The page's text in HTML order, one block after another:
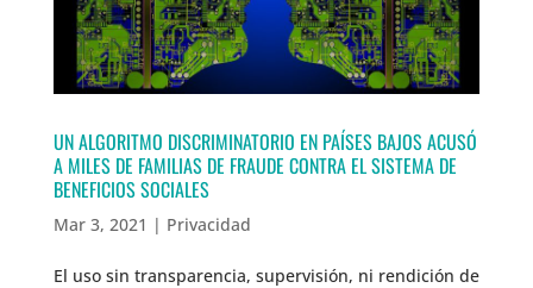
UN ALGORITMO DISCRIMINATORIO EN PAÍSES BAJOS ACUSÓ
A MILES DE FAMILIAS DE FRAUDE CONTRA EL SISTEMA DE
BENEFICIOS SOCIALES
Mar 3, 2021 | Privacidad
El uso sin transparencia, supervisión, ni rendición de